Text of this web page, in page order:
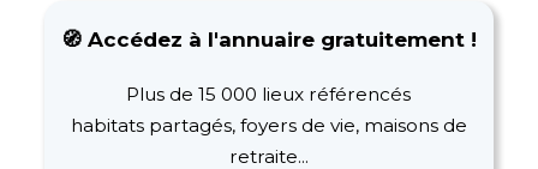
🧭 Accédez à l'annuaire gratuitement !
Plus de 15 000 lieux référencés
habitats partagés, foyers de vie, maisons de
retraite...